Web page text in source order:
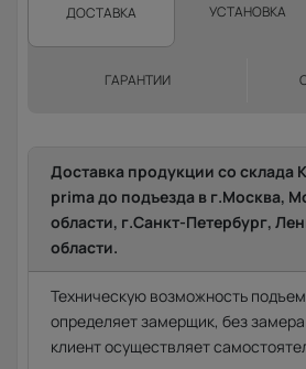
ДОСТАВКА УСТАНОВКА
ГАРАНТИИ
Доставка продукции со склада
prima до подъезда в г.Москва,
области, г.Санкт-Петербург,
области.
Техническую возможность
определяет замерщик, без
клиент осуществляет